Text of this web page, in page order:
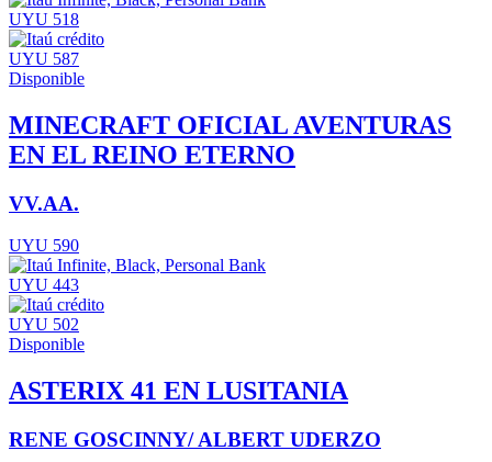
UYU 518
UYU 587
Disponible
MINECRAFT OFICIAL AVENTURAS
EN EL REINO ETERNO
VV.AA.
UYU 590
UYU 443
UYU 502
Disponible
ASTERIX 41 EN LUSITANIA
RENE GOSCINNY/ ALBERT UDERZO